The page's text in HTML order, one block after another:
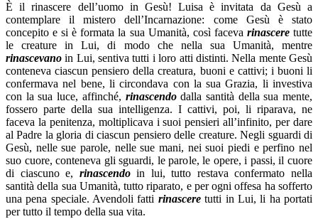
È il rinascere dell’uomo in Gesù! Luisa è invitata da Gesù a
contemplare il mistero dell’Incarnazione: come Gesù è stato
concepito e si è formata la sua Umanità, così faceva rinasceretutte
le creature in Lui, di modo che nella sua Umanità, mentre
rinascevano in Lui, sentiva tutti i loro atti distinti. Nella mente Gesù
conteneva ciascun pensiero della creatura, buoni e cattivi; i buoni li
confermava nel bene, li circondava con la sua Grazia, li investiva
con la sua luce, affinché, rinascendodalla santità della sua mente,
fossero parte della sua intelligenza. I cattivi, poi, li riparava, ne
faceva la penitenza, moltiplicava i suoi pensieri all’infinito, per dare
al Padre la gloria di ciascun pensiero delle creature. Negli sguardi di
Gesù, nelle sue parole, nelle sue mani, nei suoi piedi e perfino nel
suo cuore, conteneva gli sguardi, le parole, le opere, i passi, il cuore
di ciascuno e, rinascendoin lui, tutto restava confermato nella
santità della sua Umanità, tutto riparato, e per ogni offesa ha sofferto
una pena speciale. Avendoli fatti rinasceretutti in Lui, li ha portati
per tutto il tempo della sua vita.